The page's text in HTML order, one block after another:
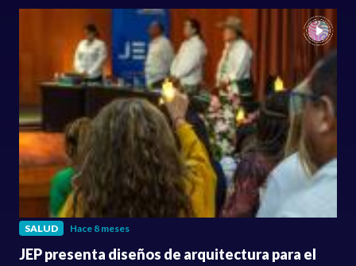
SALUD Hace 8 meses
JEP presenta diseños de arquitectura para el